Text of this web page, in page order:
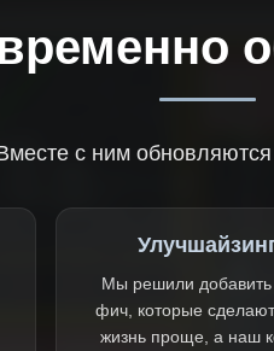
с ним
Мы решили добавить
фич, которые
жизнь проще, а наш